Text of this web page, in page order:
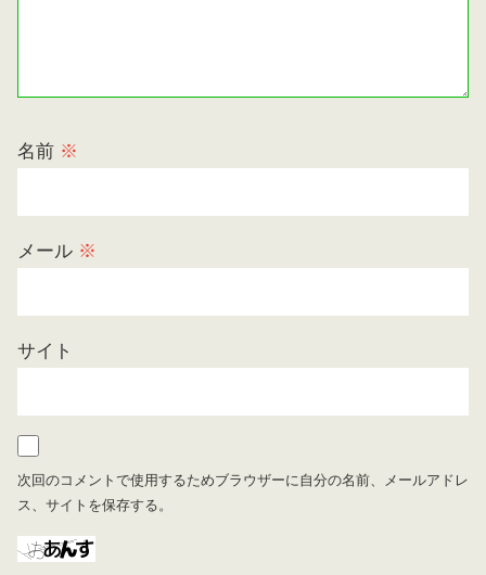
名前 ※
メール ※
サイト
次回のコメントで使用するためブラウザーに自分の名前、メールアドレ
ス、サイトを保存する。